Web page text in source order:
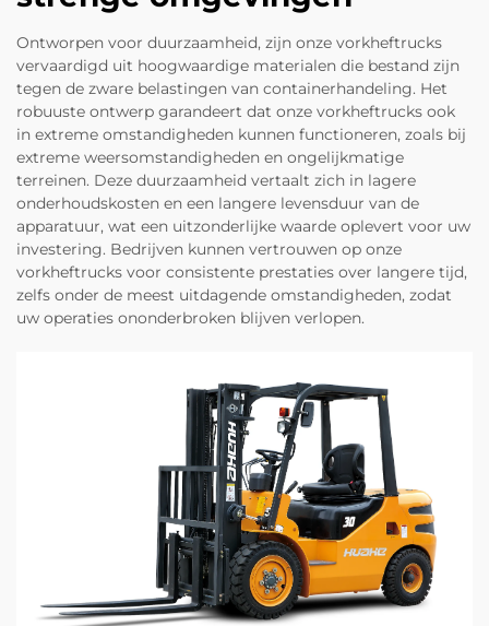
Ontworpen voor duurzaamheid, zijn onze vorkheftrucks
vervaardigd uit hoogwaardige materialen die bestand zijn
tegen de zware belastingen van containerhandeling. Het
robuuste ontwerp garandeert dat onze vorkheftrucks ook
in extreme omstandigheden kunnen functioneren, zoals bij
extreme weersomstandigheden en ongelijkmatige
terreinen. Deze duurzaamheid vertaalt zich in lagere
onderhoudskosten en een langere levensduur van de
apparatuur, wat een uitzonderlijke waarde oplevert voor uw
investering. Bedrijven kunnen vertrouwen op onze
vorkheftrucks voor consistente prestaties over langere tijd,
zelfs onder de meest uitdagende omstandigheden, zodat
uw operaties ononderbroken blijven verlopen.